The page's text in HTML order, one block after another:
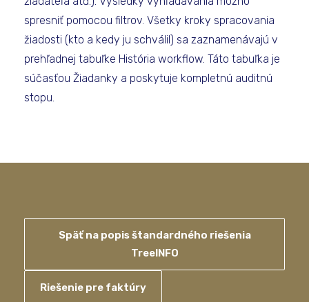
spresniť pomocou filtrov. Všetky kroky spracovania
žiadosti (kto a kedy ju schválil) sa zaznamenávajú v
prehľadnej tabuľke História workflow. Táto tabuľka je
súčasťou Žiadanky a poskytuje kompletnú auditnú
stopu.
Späť na popis štandardného riešenia
TreeINFO
Riešenie pre faktúry